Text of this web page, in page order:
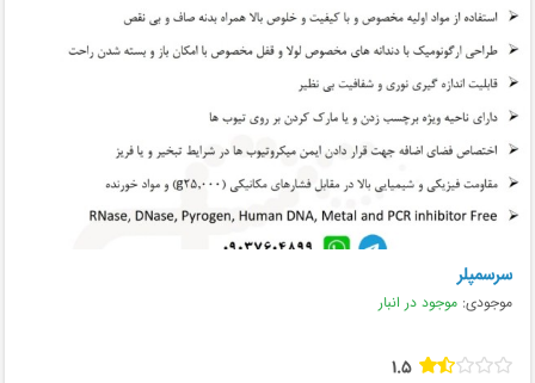
سرسمپلر
موجودی: موجود در انبار
1.5